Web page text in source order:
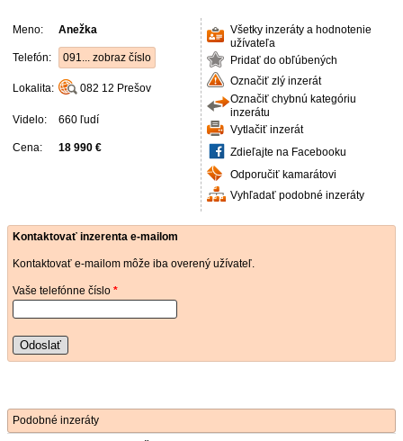
Meno: Anežka
Telefón: 091... zobraz číslo
Lokalita: 082 12 Prešov
Videlo: 660 ľudí
Cena: 18 990 €
Všetky inzeráty a hodnotenie
užívateľa
Pridať do obľúbených
Označiť zlý inzerát
Označiť chybnú kategóriu
inzerátu
Vytlačiť inzerát
Zdieľajte na Facebooku
Odporučiť kamarátovi
Vyhľadať podobné inzeráty
Kontaktovať inzerenta e-mailom
Kontaktovať e-mailom môže iba overený užívateľ.
Vaše telefónne číslo *
Odoslať
Podobné inzeráty